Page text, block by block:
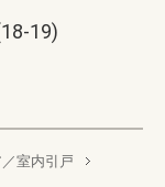
19)
室内引戸